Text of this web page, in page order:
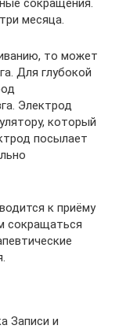
месяца.
то может
Для глубокой
Электрод
который
посылает
к приёму
сокращаться
Записи и